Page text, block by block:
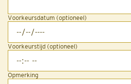
Voorkeursdatum (optioneel)
Voorkeurstijd (optioneel)
Opmerking